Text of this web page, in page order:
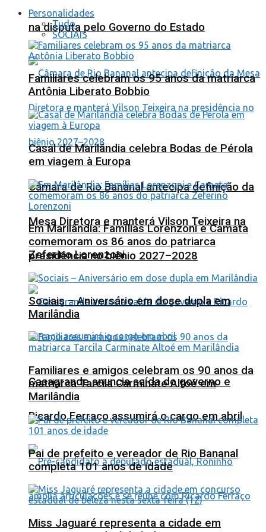
na disputa pelo Governo do Estado
Câmara de Rio Bananal antecipa definição da
Mesa Diretora e manterá Vilson Teixeira na
presidência no biênio 2027–2028
Casagrande anuncia saída do governo e
Ricardo Ferraço assumirá o cargo em abril
Personalidades
Tudo
SOCIAIS
Familiares celebram os 95 anos da matriarca
Antônia Liberato Bobbio
Casal de Marilândia celebra Bodas de Pérola
em viagem à Europa
Em Marilândia: Famílias Lorenzoni e Camata
comemoram os 86 anos do patriarca
Zeferino Lorenzoni
Sociais – Aniversário em dose dupla em
Marilândia
Familiares e amigos celebram os 90 anos da
matriarca Tarcila Carminate Altoé em
Marilândia
Pai de prefeito e vereador de Rio Bananal
completa 101 anos de idade
Miss Jaguaré representa a cidade em